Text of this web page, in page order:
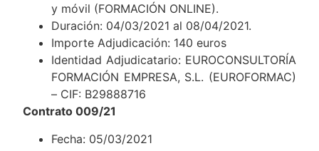
y móvil (FORMACIÓN ONLINE).
Duración: 04/03/2021 al 08/04/2021.
Importe Adjudicación: 140 euros
Identidad Adjudicatario: EUROCONSULTORÍA
FORMACIÓN EMPRESA, S.L. (EUROFORMAC)
– CIF: B29888716
Contrato 009/21
Fecha: 05/03/2021